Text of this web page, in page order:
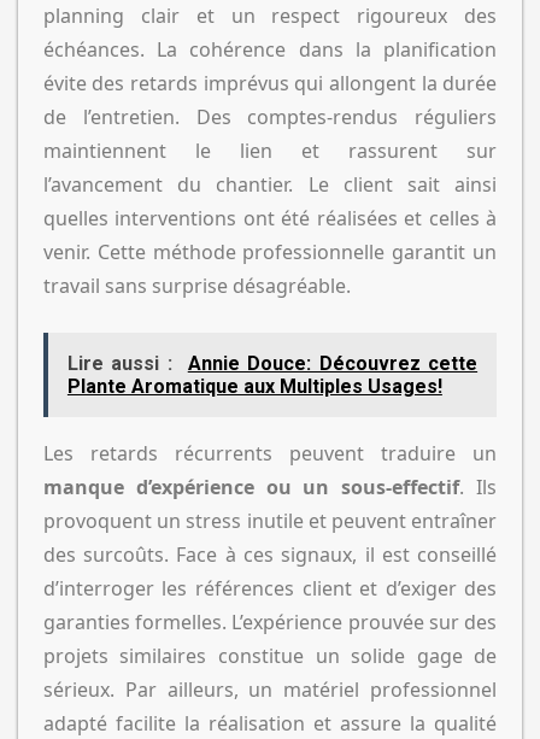
planning clair et un respect rigoureux des
échéances. La cohérence dans la planification
évite des retards imprévus qui allongent la durée
de l’entretien. Des comptes-rendus réguliers
maintiennent le lien et rassurent sur
l’avancement du chantier. Le client sait ainsi
quelles interventions ont été réalisées et celles à
venir. Cette méthode professionnelle garantit un
travail sans surprise désagréable.
Lire aussi :
Annie Douce: Découvrez cette
Plante Aromatique aux Multiples Usages!
Les retards récurrents peuvent traduire un
manque d’expérience ou un sous-effectif. Ils
provoquent un stress inutile et peuvent entraîner
des surcoûts. Face à ces signaux, il est conseillé
d’interroger les références client et d’exiger des
garanties formelles. L’expérience prouvée sur des
projets similaires constitue un solide gage de
sérieux. Par ailleurs, un matériel professionnel
adapté facilite la réalisation et assure la qualité